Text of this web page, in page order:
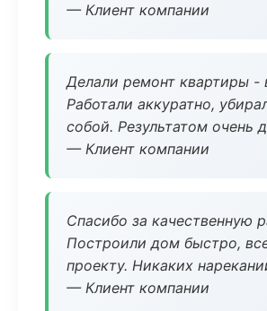
— Клиент компании
Делали ремонт квартиры -
Работали аккуратно,
собой. Результатом очень
— Клиент компании
Спасибо за качественную
Построили дом быстро,
проекту. Никаких
— Клиент компании